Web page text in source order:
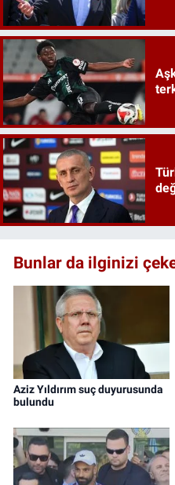
Bunlar da ilginizi
Aziz Yıldırım suç duyurusunda
bulundu